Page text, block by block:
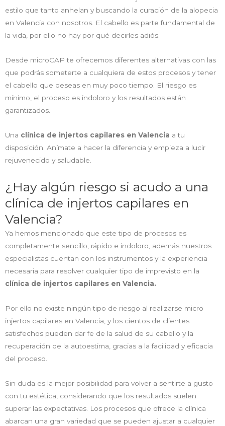
estilo que tanto anhelan y buscando la curación de la alopecia
en Valencia con nosotros. El cabello es parte fundamental de
la vida, por ello no hay por qué decirles adiós.
Desde microCAP te ofrecemos diferentes alternativas con las
que podrás someterte a cualquiera de estos procesos y tener
el cabello que deseas en muy poco tiempo. El riesgo es
mínimo, el proceso es indoloro y los resultados están
garantizados.
Una clínica de injertos capilares en Valencia a tu
disposición. Anímate a hacer la diferencia y empieza a lucir
rejuvenecido y saludable.
¿Hay algún riesgo si acudo a una
clínica de injertos capilares en
Valencia?
Ya hemos mencionado que este tipo de procesos es
completamente sencillo, rápido e indoloro, además nuestros
especialistas cuentan con los instrumentos y la experiencia
necesaria para resolver cualquier tipo de imprevisto en la
clínica de injertos capilares en Valencia.
Por ello no existe ningún tipo de riesgo al realizarse micro
injertos capilares en Valencia, y los cientos de clientes
satisfechos pueden dar fe de la salud de su cabello y la
recuperación de la autoestima, gracias a la facilidad y eficacia
del proceso.
Sin duda es la mejor posibilidad para volver a sentirte a gusto
con tu estética, considerando que los resultados suelen
superar las expectativas. Los procesos que ofrece la clínica
abarcan una gran variedad que se pueden ajustar a cualquier